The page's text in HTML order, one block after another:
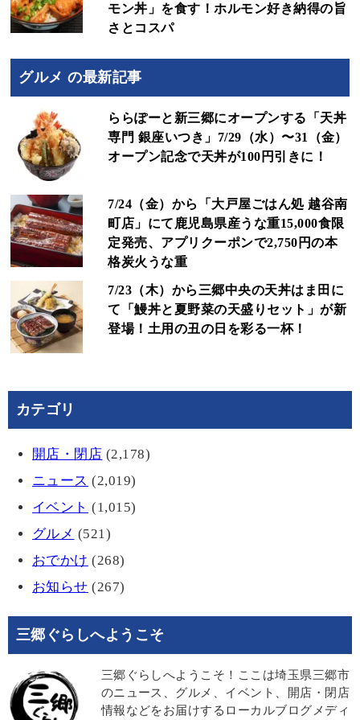
モン丼」を食す！ホルモン好き納得の旨
さとコスパ
グルメ の最新記事
ららぽーと新三郷にオープンする「天丼
専門 銀座いつき」7/29（水）〜31（金）
オープン記念で天丼が100円引きに！
7/24（金）から「大戸屋ごはん処 越谷南
町店」にて鹿児島県産うな重15,000食限
定発売、アプリクーポンで2,750円の本
格炭火うな重
7/23（木）から三郷中央の天丼はま田に
て「鰻丼と夏野菜の天盛りセット」が新
登場！土用の丑の日を彩る一杯！
カテゴリ
開店・閉店 (2,178)
ニュース (2,019)
イベント (1,015)
グルメ (521)
おでかけ (268)
お知らせ (267)
三郷ぐらしへようこそ
三郷ぐらしへようこそ！ここは埼玉県三郷市
のニュース、グルメ、イベント、開店・閉店
情報などをお届けするローカルブログメディ